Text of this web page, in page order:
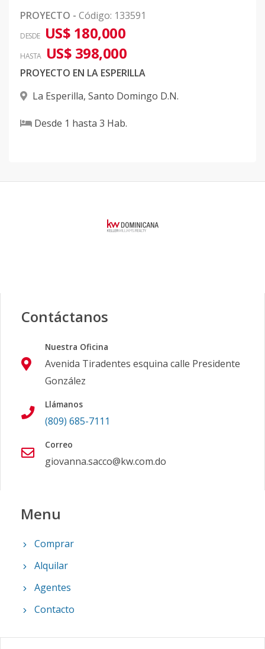
PROYECTO - Código: 133591
DESDE US$ 180,000
HASTA US$ 398,000
PROYECTO EN LA ESPERILLA
La Esperilla, Santo Domingo D.N.
Desde 1 hasta 3 Hab.
Contáctanos
Nuestra Oficina
Avenida Tiradentes esquina calle Presidente
González
Llámanos
(809) 685-7111
Correo
giovanna.sacco@kw.com.do
Menu
Comprar
Alquilar
Agentes
Contacto